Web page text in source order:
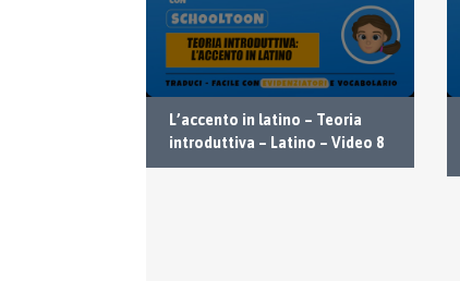
L’accento in latino – Teoria
introduttiva – Latino – Video 8